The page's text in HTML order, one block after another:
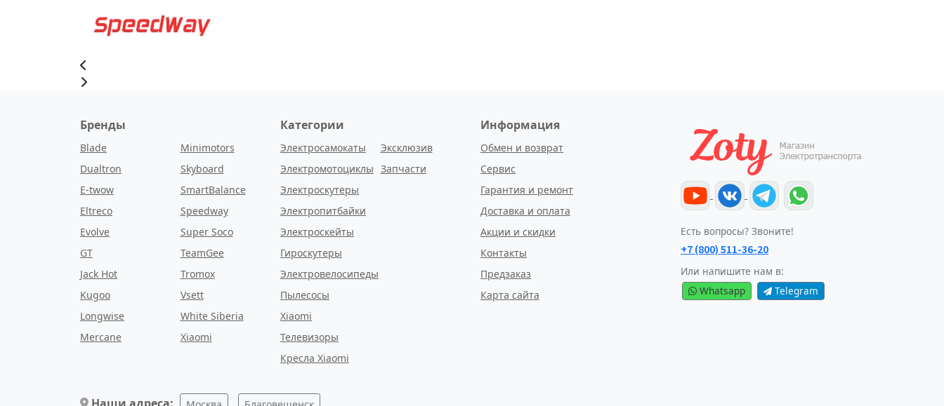
Бренды
Blade
Dualtron
E-twow
Eltreco
Evolve
GT
Jack Hot
Kugoo
Longwise
Mercane
Minimotors
Skyboard
SmartBalance
Speedway
Super Soco
TeamGee
Tromox
Vsett
White Siberia
Xiaomi
Категории
Электросамокаты
Электромотоциклы
Электроскутеры
Электропитбайки
Электроскейты
Гироскутеры
Электровелосипеды
Пылесосы
Xiaomi
Телевизоры
Кресла Xiaomi
Эксклюзив
Запчасти
Информация
Обмен и возврат
Сервис
Гарантия и ремонт
Доставка и оплата
Акции и скидки
Контакты
Предзаказ
Карта сайта
Есть вопросы? Звоните!
+7 (800) 511-36-20
Или напишите нам в:
Whatsapp
Telegram
Наши адреса: